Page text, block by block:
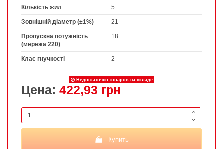
Кількість жил 5
Зовнішній діаметр (±1%) 21
Пропускна потужність
(мережа 220)
18
Клас гнучкості 2
Недостаточно товаров на складе
Цена: 422,93 грн
Купить